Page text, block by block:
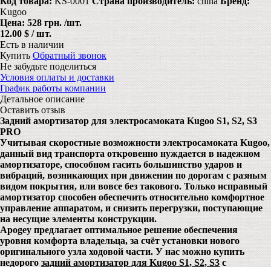
Kugoo
Цена: 528 грн. /шт.
12.00 $ / шт.
Есть в наличии
Купить Обратный звонок
Не забудьте поделиться
Условия оплаты и доставки
График работы компании
Детальное описание
Оставить отзыв
Задний амортизатор для электросамоката Kugoo S1, S2, S3
PRO
Учитывая скоростные возможности электросамоката Kugoo,
данный вид транспорта откровенно нуждается в надежном
амортизаторе, способном гасить большинство ударов и
вибраций, возникающих при движении по дорогам с разным
видом покрытия, или вовсе без такового. Только исправный
амортизатор способен обеспечить относительно комфортное
управление аппаратом, и снизить перегрузки, поступающие
на несущие элементы конструкции.
Apogey предлагает оптимальное решение обеспечения
уровня комфорта владельца, за счёт установки нового
оригинального узла ходовой части. У нас можно купить
недорого задний амортизатор для Kugoo S1, S2, S3 с